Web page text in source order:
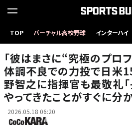
TOP バーチャル高校野球 インターハイ
「彼はまさに“究極のプロ
体調不良での力投で日
野智之に指揮官も最敬礼
やってきたことがすぐに分か
2026.05.18 06:20